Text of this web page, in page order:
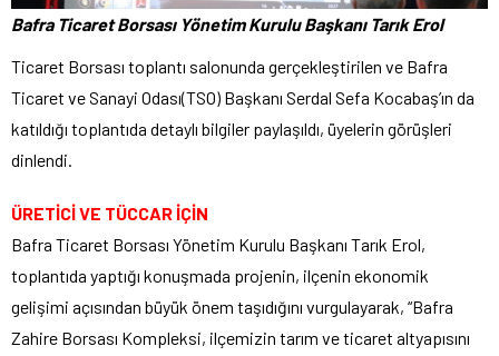
Bafra Ticaret Borsası Yönetim Kurulu Başkanı Tarık Erol
Ticaret Borsası toplantı salonunda gerçekleştirilen ve Bafra
Ticaret ve Sanayi Odası(TSO) Başkanı Serdal Sefa Kocabaş’ın da
katıldığı toplantıda detaylı bilgiler paylaşıldı, üyelerin görüşleri
dinlendi.
ÜRETİCİ VE TÜCCAR İÇİN
Bafra Ticaret Borsası Yönetim Kurulu Başkanı Tarık Erol,
toplantıda yaptığı konuşmada projenin, ilçenin ekonomik
gelişimi açısından büyük önem taşıdığını vurgulayarak, “Bafra
Zahire Borsası Kompleksi, ilçemizin tarım ve ticaret altyapısını